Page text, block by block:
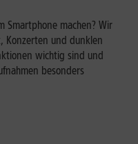
Smartphone machen? Wir
Konzerten und dunklen
wichtig sind und
besonders